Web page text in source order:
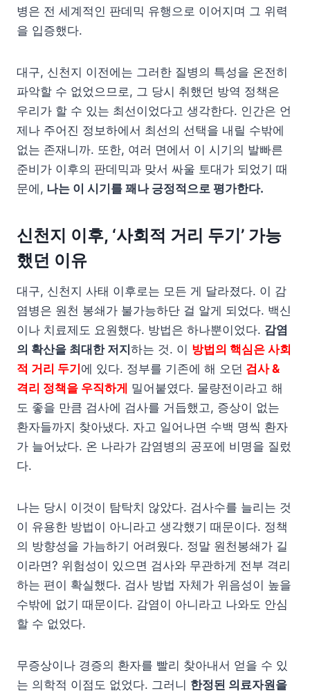
병은 전 세계적인 판데믹 유행으로 이어지며 그 위력
을 입증했다.
대구, 신천지 이전에는 그러한 질병의 특성을 온전히
파악할 수 없었으므로, 그 당시 취했던 방역 정책은
우리가 할 수 있는 최선이었다고 생각한다. 인간은 언
제나 주어진 정보하에서 최선의 선택을 내릴 수밖에
없는 존재니까. 또한, 여러 면에서 이 시기의 발빠른
준비가 이후의 판데믹과 맞서 싸울 토대가 되었기 때
문에, 나는 이 시기를 꽤나 긍정적으로 평가한다.
신천지 이후, ‘사회적 거리 두기’ 가능
했던 이유
대구, 신천지 사태 이후로는 모든 게 달라졌다. 이 감
염병은 원천 봉쇄가 불가능하단 걸 알게 되었다. 백신
이나 치료제도 요원했다. 방법은 하나뿐이었다. 감염
의 확산을 최대한 저지 하는 것. 이 방법의 핵심은 사회
적 거리 두기 에 있다. 정부를 기존에 해 오던 검사 &
격리 정책을 우직하게 밀어붙였다. 물량전이라고 해
도 좋을 만큼 검사에 검사를 거듭했고, 증상이 없는
환자들까지 찾아냈다. 자고 일어나면 수백 명씩 환자
가 늘어났다. 온 나라가 감염병의 공포에 비명을 질렀
다.
나는 당시 이것이 탐탁치 않았다. 검사수를 늘리는 것
이 유용한 방법이 아니라고 생각했기 때문이다. 정책
의 방향성을 가늠하기 어려웠다. 정말 원천봉쇄가 길
이라면? 위험성이 있으면 검사와 무관하게 전부 격리
하는 편이 확실했다. 검사 방법 자체가 위음성이 높을
수밖에 없기 때문이다. 감염이 아니라고 나와도 안심
할 수 없었다.
무증상이나 경증의 환자를 빨리 찾아내서 얻을 수 있
는 의학적 이점도 없었다. 그러니 한정된 의료자원을